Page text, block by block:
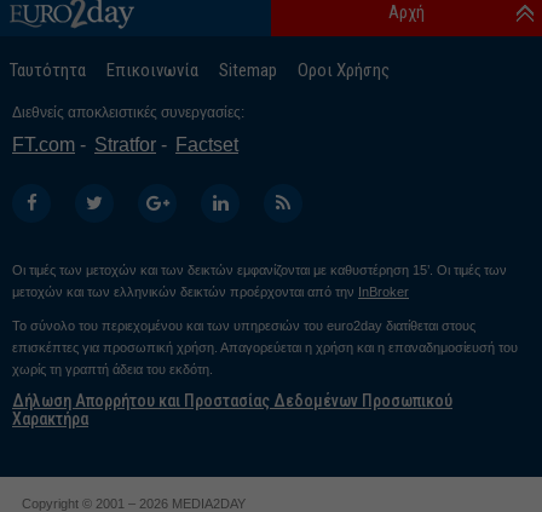
Ταυτότητα Επικοινωνία Sitemap Οροι Χρήσης
Αρχή
Διεθνείς αποκλειστικές συνεργασίες:
FT.com Stratfor Factset
Οι τιμές των μετοχών και των δεικτών εμφανίζονται με καθυστέρηση 15’. Οι τιμές των
μετοχών και των ελληνικών δεικτών προέρχονται από την InBroker
Το σύνολο του περιεχομένου και των υπηρεσιών του euro2day διατίθεται στους
επισκέπτες για προσωπική χρήση. Απαγορεύεται η χρήση και η επαναδημοσίευσή του
χωρίς τη γραπτή άδεια του εκδότη.
Δήλωση Απορρήτου και Προστασίας Δεδομένων Προσωπικού
Χαρακτήρα
Copyright © 2001 – 2026 MEDIA2DAY